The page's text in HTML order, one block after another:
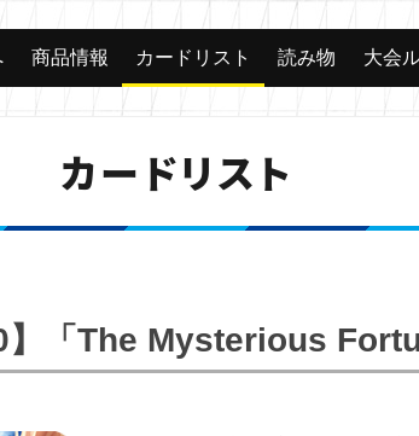
商品情報 カードリスト 読み物 大会
カードリスト
】「The Mysterious